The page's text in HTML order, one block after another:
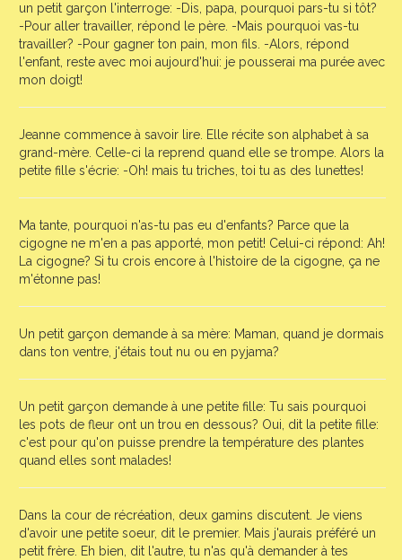
un petit garçon l'interroge: -Dis, papa, pourquoi pars-tu si tôt?
-Pour aller travailler, répond le père. -Mais pourquoi vas-tu
travailler? -Pour gagner ton pain, mon fils. -Alors, répond
l'enfant, reste avec moi aujourd'hui: je pousserai ma purée avec
mon doigt!
Jeanne commence à savoir lire. Elle récite son alphabet à sa
grand-mère. Celle-ci la reprend quand elle se trompe. Alors la
petite fille s'écrie: -Oh! mais tu triches, toi tu as des lunettes!
Ma tante, pourquoi n'as-tu pas eu d'enfants? Parce que la
cigogne ne m'en a pas apporté, mon petit! Celui-ci répond: Ah!
La cigogne? Si tu crois encore à l'histoire de la cigogne, ça ne
m'étonne pas!
Un petit garçon demande à sa mère: Maman, quand je dormais
dans ton ventre, j'étais tout nu ou en pyjama?
Un petit garçon demande à une petite fille: Tu sais pourquoi
les pots de fleur ont un trou en dessous? Oui, dit la petite fille:
c'est pour qu'on puisse prendre la température des plantes
quand elles sont malades!
Dans la cour de récréation, deux gamins discutent. Je viens
d'avoir une petite soeur, dit le premier. Mais j'aurais préféré un
petit frère. Eh bien, dit l'autre, tu n'as qu'à demander à tes